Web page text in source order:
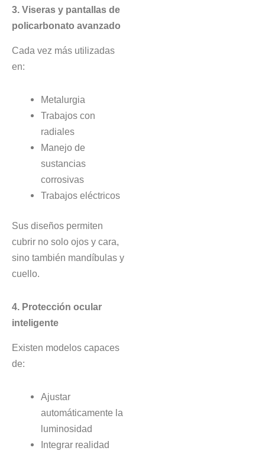
3. Viseras y pantallas de
policarbonato avanzado
Cada vez más utilizadas
en:
Metalurgia
Trabajos con
radiales
Manejo de
sustancias
corrosivas
Trabajos eléctricos
Sus diseños permiten
cubrir no solo ojos y cara,
sino también mandíbulas y
cuello.
4. Protección ocular
inteligente
Existen modelos capaces
de:
Ajustar
automáticamente la
luminosidad
Integrar realidad